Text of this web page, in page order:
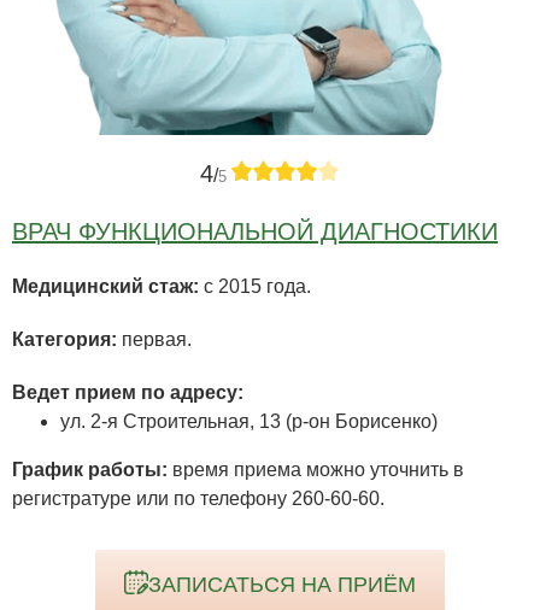
4/5
ВРАЧ ФУНКЦИОНАЛЬНОЙ ДИАГНОСТИКИ
Медицинский стаж: с 2015 года.
Категория: первая.
Ведет прием по адресу:
ул. 2-я Строительная, 13 (р-он Борисенко)
График работы: время приема можно уточнить в
регистратуре или по телефону 260-60-60.
ЗАПИСАТЬСЯ НА ПРИЁМ